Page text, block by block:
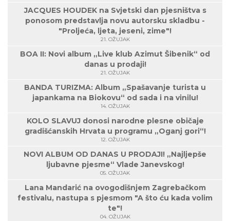
JACQUES HOUDEK na Svjetski dan pjesništva s
ponosom predstavlja novu autorsku skladbu -
"Proljeća, ljeta, jeseni, zime"!
21. OŽUJAK
BOA II: Novi album „Live klub Azimut Šibenik“ od
danas u prodaji!
21. OŽUJAK
BANDA TURIZMA: Album „Spašavanje turista u
japankama na Biokovu“ od sada i na vinilu!
14. OŽUJAK
KOLO SLAVUJ donosi narodne plesne običaje
gradišćanskih Hrvata u programu „Oganj gori“!
12. OŽUJAK
NOVI ALBUM OD DANAS U PRODAJI! „Najljepše
ljubavne pjesme“ Vlade Janevskog!
05. OŽUJAK
Lana Mandarić na ovogodišnjem Zagrebačkom
festivalu, nastupa s pjesmom "A što ću kada volim
te"!
04. OŽUJAK